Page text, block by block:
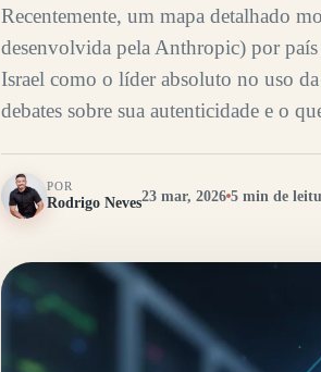
Recentemente, um mapa detalhado
desenvolvida pela Anthropic) por
Israel como o líder absoluto no uso
debates sobre sua autenticidade e o
POR
Rodrigo Neves23 mar, 2026 5 min de